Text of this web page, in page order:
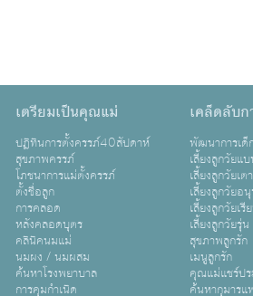
เตรียมเป็นคุณแม่
ปฏิทินการตั้งครรภ์40สัปดาห์
สุขภาพครรภ์
โภชนาการแม่ตั้งครรภ์
ตั้งชื่อลูก
การคลอด
หลังคลอดบุตร
คลินิคนมแม่
นมผง / นมผสม
ค้นหาโรงพยาบาล
การคุมกำเนิด
เคล็ดลับก
พัฒนาการเ
เลี้ยงลูกวัยแ
เลี้ยงลูกวัยเต
เลี้ยงลูกวัยอ
เลี้ยงลูกวัยเรี
เลี้ยงลูกวัยรุ่น
สุขภาพลูกรัก
เมนูลูกรัก
คุณแม่แชร์ป
ค้นหากุมารแ